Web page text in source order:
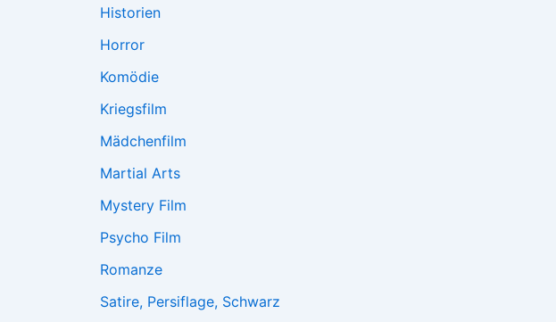
Historien
Horror
Komödie
Kriegsfilm
Mädchenfilm
Martial Arts
Mystery Film
Psycho Film
Romanze
Satire, Persiflage, Schwarz